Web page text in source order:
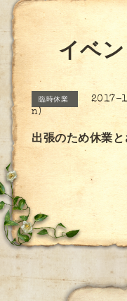
イベ
臨時休業
2017-
n)
出張のため休業と